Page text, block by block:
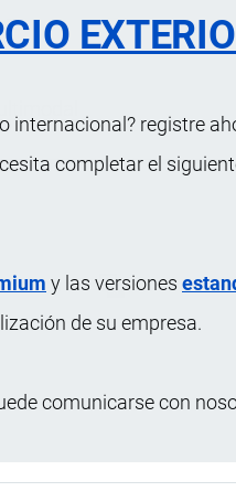
internacional? registre
completar el
y las versiones
de su empresa.
comunicarse con
2024 Español